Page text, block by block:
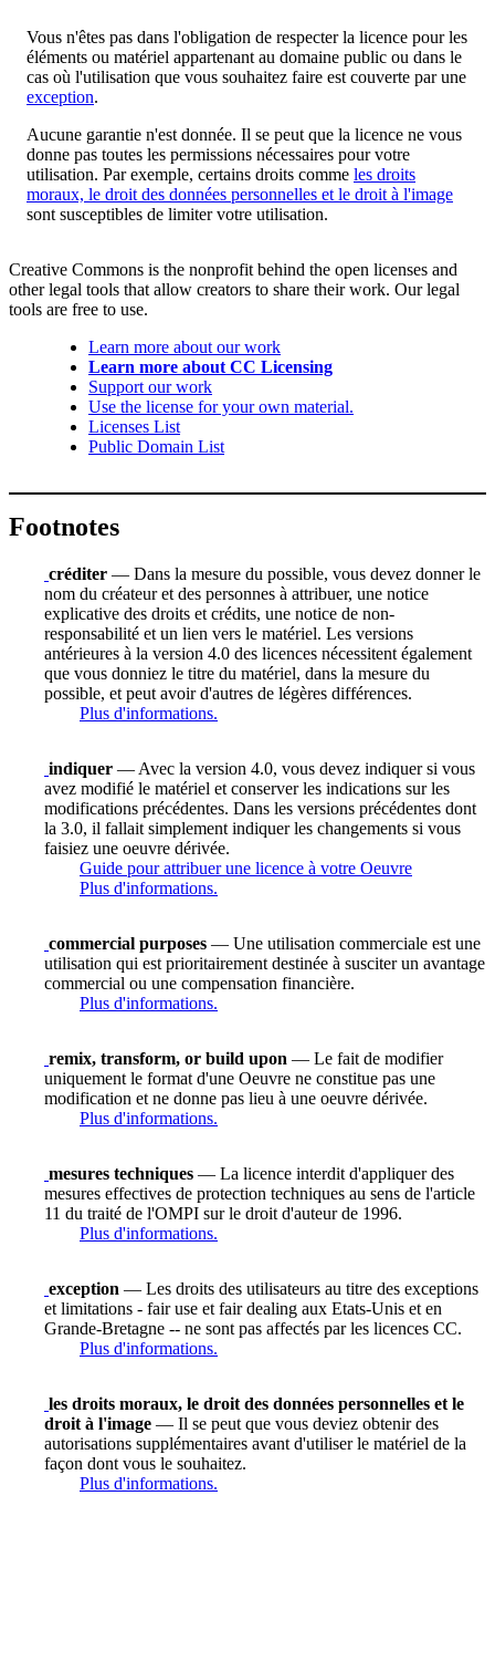
Vous n'êtes pas dans l'obligation de respecter la licence pour les
éléments ou matériel appartenant au domaine public ou dans le
cas où l'utilisation que vous souhaitez faire est couverte par une
exception.
Aucune garantie n'est donnée. Il se peut que la licence ne vous
donne pas toutes les permissions nécessaires pour votre
utilisation. Par exemple, certains droits comme les droits
moraux, le droit des données personnelles et le droit à l'image
sont susceptibles de limiter votre utilisation.
Creative Commons is the nonprofit behind the open licenses and
other legal tools that allow creators to share their work. Our legal
tools are free to use.
Learn more about our work
Learn more about CC Licensing
Support our work
Use the license for your own material.
Licenses List
Public Domain List
Footnotes
créditer — Dans la mesure du possible, vous devez donner le
nom du créateur et des personnes à attribuer, une notice
explicative des droits et crédits, une notice de non-
responsabilité et un lien vers le matériel. Les versions
antérieures à la version 4.0 des licences nécessitent également
que vous donniez le titre du matériel, dans la mesure du
possible, et peut avoir d'autres de légères différences.
Plus d'informations.
indiquer — Avec la version 4.0, vous devez indiquer si vous
avez modifié le matériel et conserver les indications sur les
modifications précédentes. Dans les versions précédentes dont
la 3.0, il fallait simplement indiquer les changements si vous
faisiez une oeuvre dérivée.
Guide pour attribuer une licence à votre Oeuvre
Plus d'informations.
commercial purposes — Une utilisation commerciale est une
utilisation qui est prioritairement destinée à susciter un avantage
commercial ou une compensation financière.
Plus d'informations.
remix, transform, or build upon — Le fait de modifier
uniquement le format d'une Oeuvre ne constitue pas une
modification et ne donne pas lieu à une oeuvre dérivée.
Plus d'informations.
mesures techniques — La licence interdit d'appliquer des
mesures effectives de protection techniques au sens de l'article
11 du traité de l'OMPI sur le droit d'auteur de 1996.
Plus d'informations.
exception — Les droits des utilisateurs au titre des exceptions
et limitations - fair use et fair dealing aux Etats-Unis et en
Grande-Bretagne -- ne sont pas affectés par les licences CC.
Plus d'informations.
les droits moraux, le droit des données personnelles et le
droit à l'image — Il se peut que vous deviez obtenir des
autorisations supplémentaires avant d'utiliser le matériel de la
façon dont vous le souhaitez.
Plus d'informations.